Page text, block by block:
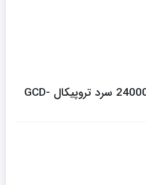
کولر گازی جی پلاس 24000 سرد تروپیکال GCD-